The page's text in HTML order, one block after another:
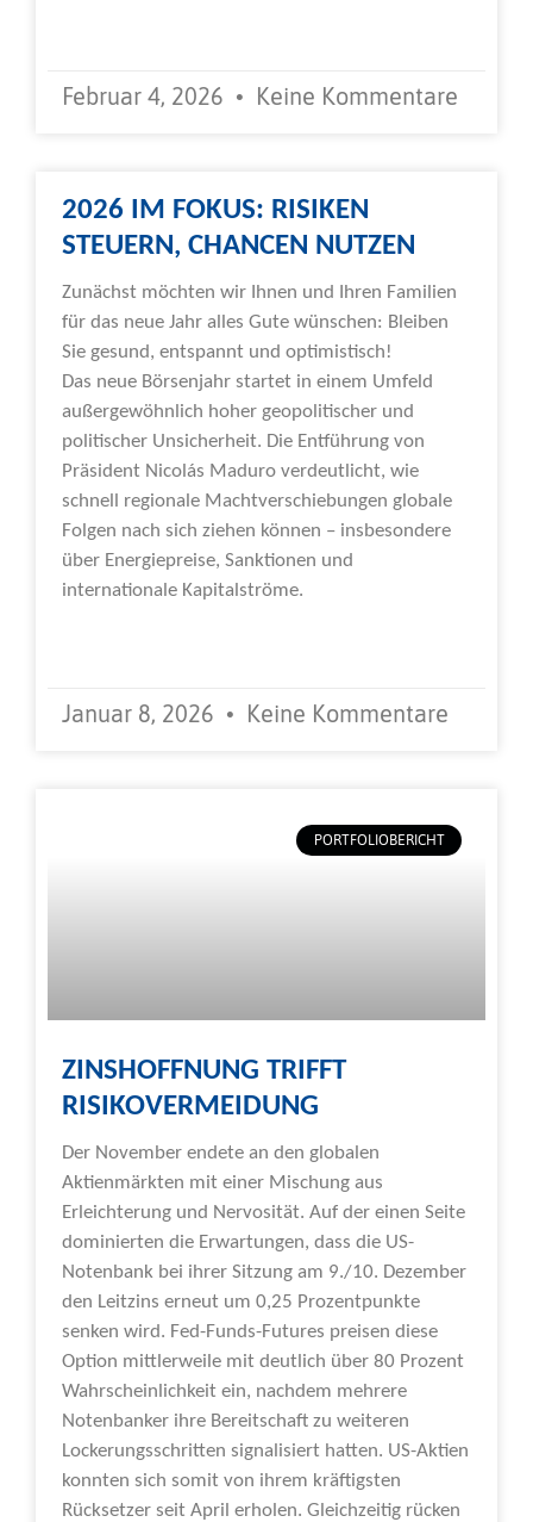
Februar 4, 2026 Keine Kommentare
2026 IM FOKUS: RISIKEN
STEUERN, CHANCEN NUTZEN
Zunächst möchten wir Ihnen und Ihren Familien
für das neue Jahr alles Gute wünschen: Bleiben
Sie gesund, entspannt und optimistisch!
Das neue Börsenjahr startet in einem Umfeld
außergewöhnlich hoher geopolitischer und
politischer Unsicherheit. Die Entführung von
Präsident Nicolás Maduro verdeutlicht, wie
schnell regionale Machtverschiebungen globale
Folgen nach sich ziehen können – insbesondere
über Energiepreise, Sanktionen und
internationale Kapitalströme.
Januar 8, 2026 Keine Kommentare
PORTFOLIOBERICHT
ZINSHOFFNUNG TRIFFT
RISIKOVERMEIDUNG
Der November endete an den globalen
Aktienmärkten mit einer Mischung aus
Erleichterung und Nervosität. Auf der einen Seite
dominierten die Erwartungen, dass die US-
Notenbank bei ihrer Sitzung am 9./10. Dezember
den Leitzins erneut um 0,25 Prozentpunkte
senken wird. Fed-Funds-Futures preisen diese
Option mittlerweile mit deutlich über 80 Prozent
Wahrscheinlichkeit ein, nachdem mehrere
Notenbanker ihre Bereitschaft zu weiteren
Lockerungsschritten signalisiert hatten. US-Aktien
konnten sich somit von ihrem kräftigsten
Rücksetzer seit April erholen. Gleichzeitig rücken